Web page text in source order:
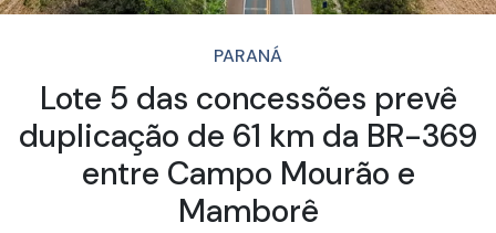
PARANÁ
Lote 5 das concessões prevê
duplicação de 61 km da BR-369
entre Campo Mourão e
Mamborê